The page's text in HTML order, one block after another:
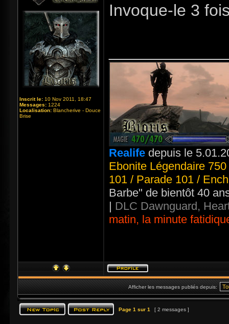
Inscrit le: 10 Nov 2011, 18:47
Messages: 1224
Localisation: Blancherive - Douce
Brise
Invoque-le 3
Realife depuis le
Ebonite Légendaire
101 / Parade 101 /
Barbe" de bientôt 40
| DLC Dawnguard,
matin, la minute
Afficher les messages publiés depuis:
Page 1 sur 1 [ 2 messages ]